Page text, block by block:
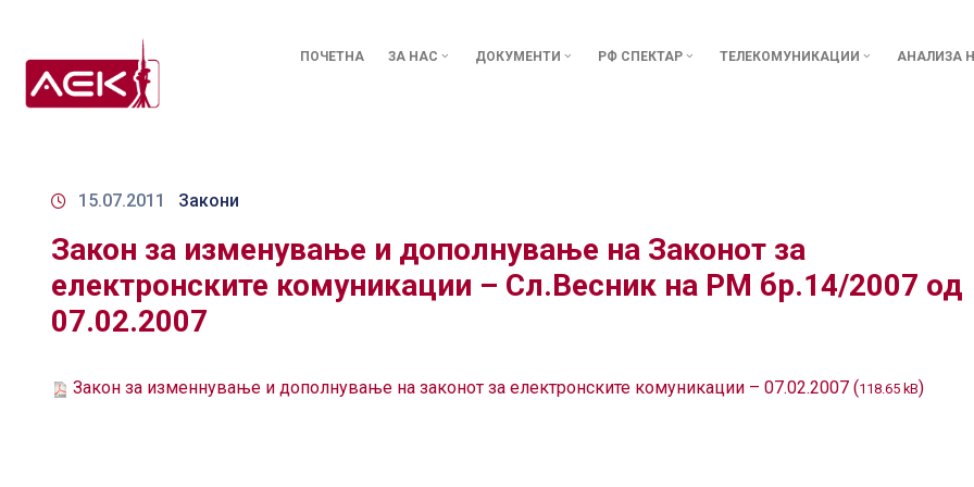
ПОЧЕТНА ЗА НАС ДОКУМЕНТИ РФ СПЕКТАР ТЕЛЕКОМУНИКАЦИИ АНАЛИЗА
15.07.2011 Закони
Закон за изменување и дополнување на Законот за
електронските комуникации – Сл.Весник на РМ бр.14/2007 од
07.02.2007
Закон за изменнување и дополнување на законот за електронските комуникации – 07.02.2007 (118.65 kB)